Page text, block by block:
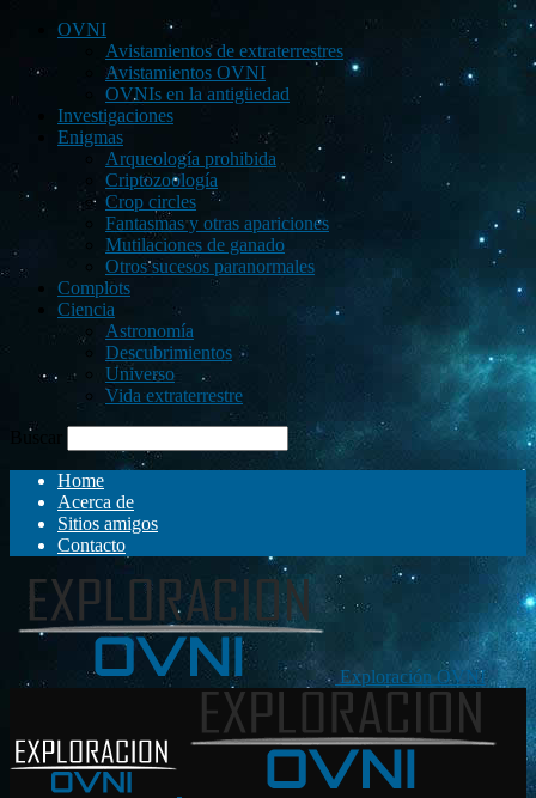
OVNI
Avistamientos de extraterrestres
Avistamientos OVNI
OVNIs en la antigüedad
Investigaciones
Enigmas
Arqueología prohibida
Criptozoología
Crop circles
Fantasmas y otras apariciones
Mutilaciones de ganado
Otros sucesos paranormales
Complots
Ciencia
Astronomía
Descubrimientos
Universo
Vida extraterrestre
Buscar
Home
Acerca de
Sitios amigos
Contacto
Exploración OVNI